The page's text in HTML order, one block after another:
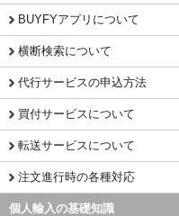
BUYFYアプリについて
横断検索について
代行サービスの申込方法
買付サービスについて
転送サービスについて
注文進行時の各種対応
個人輸入の基礎知識